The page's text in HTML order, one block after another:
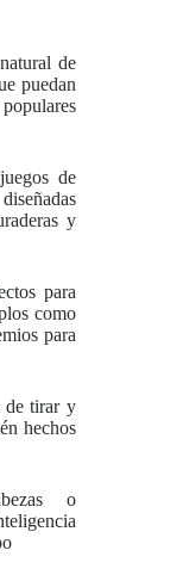
de
puedan
de
y
para
como
para
de tirar y
hechos
o